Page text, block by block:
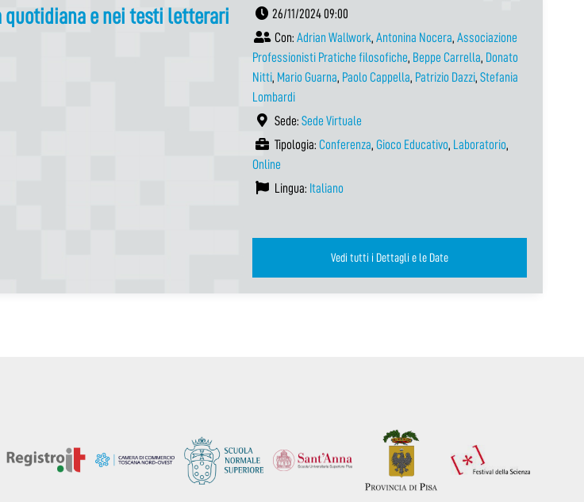
quotidiana e nei testi letterari
26/11/2024 09:00
Con: Adrian Wallwork, Antonina Nocera, Associazione
Professionisti Pratiche filosofiche, Beppe Carrella, Donato
Nitti, Mario Guarna, Paolo Cappella, Patrizio Dazzi, Stefania
Lombardi
Sede: Sede Virtuale
Tipologia: Conferenza, Gioco Educativo, Laboratorio,
Online
Lingua: Italiano
Vedi tutti i Dettagli e le Date